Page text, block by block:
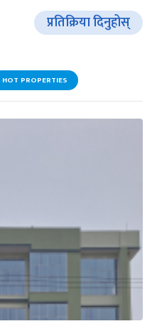
प्रतिक्रिया दिनुहोस्
HOT PROPERTIES